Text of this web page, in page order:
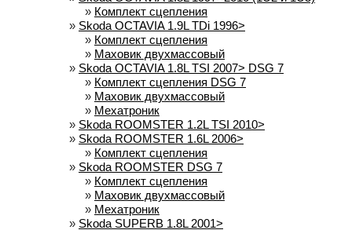
» Комплект сцепления
» Skoda OCTAVIA 1.9L TDi 1996>
» Комплект сцепления
» Маховик двухмассовый
» Skoda OCTAVIA 1.8L TSI 2007> DSG 7
» Комплект сцепления DSG 7
» Маховик двухмассовый
» Мехатроник
» Skoda ROOMSTER 1.2L TSI 2010>
» Skoda ROOMSTER 1.6L 2006>
» Комплект сцепления
» Skoda ROOMSTER DSG 7
» Комплект сцепления
» Маховик двухмассовый
» Мехатроник
» Skoda SUPERB 1.8L 2001>